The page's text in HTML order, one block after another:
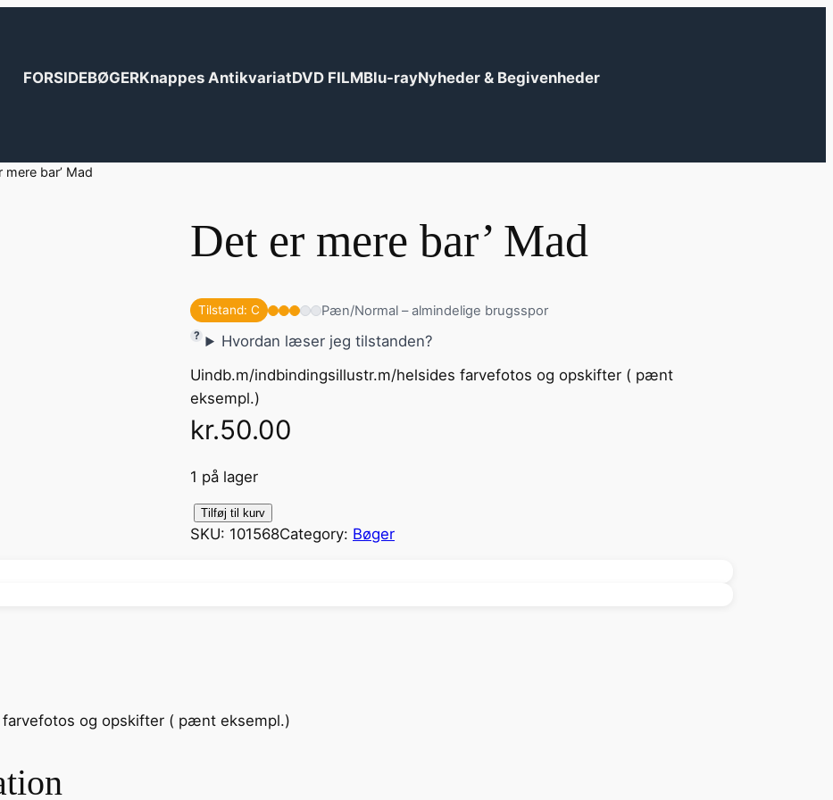
FORSIDEBØGERKnappes AntikvariatDVD FILMBlu-rayNyheder & Begivenheder
mere bar’ Mad
Det er mere bar’ Mad
Tilstand: C Pæn/Normal – almindelige brugsspor
Hvordan læser jeg tilstanden?
Uindb.m/indbindingsillustr.m/helsides farvefotos og opskifter ( pænt
eksempl.)
kr.50.00
1 på lager
e
b
Tilføj til kurv
SKU: 101568Category: Bøger
og opskifter ( pænt eksempl.)